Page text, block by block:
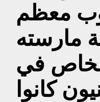
معظم
في
كانوا